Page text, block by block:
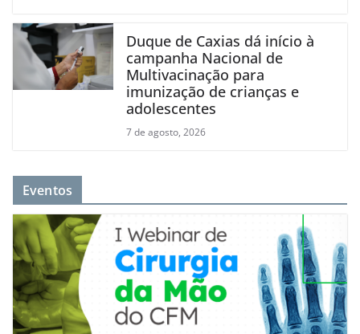
Duque de Caxias dá início à
campanha Nacional de
Multivacinação para
imunização de crianças e
adolescentes
7 de agosto, 2026
Eventos